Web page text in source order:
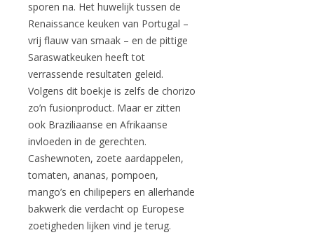
sporen na. Het huwelijk tussen de
Renaissance keuken van Portugal –
vrij flauw van smaak – en de pittige
Saraswatkeuken heeft tot
verrassende resultaten geleid.
Volgens dit boekje is zelfs de chorizo
zo’n fusionproduct. Maar er zitten
ook Braziliaanse en Afrikaanse
invloeden in de gerechten.
Cashewnoten, zoete aardappelen,
tomaten, ananas, pompoen,
mango’s en chilipepers en allerhande
bakwerk die verdacht op Europese
zoetigheden lijken vind je terug.